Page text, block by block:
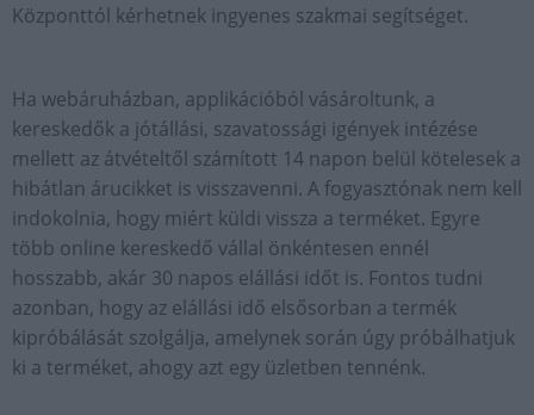
Központtól kérhetnek ingyenes szakmai segítséget.
Ha webáruházban, applikációból vásároltunk, a
kereskedők a jótállási, szavatossági igények intézése
mellett az átvételtől számított 14 napon belül kötelesek a
hibátlan árucikket is visszavenni. A fogyasztónak nem kell
indokolnia, hogy miért küldi vissza a terméket. Egyre
több online kereskedő vállal önkéntesen ennél
hosszabb, akár 30 napos elállási időt is. Fontos tudni
azonban, hogy az elállási idő elsősorban a termék
kipróbálását szolgálja, amelynek során úgy próbálhatjuk
ki a terméket, ahogy azt egy üzletben tennénk.